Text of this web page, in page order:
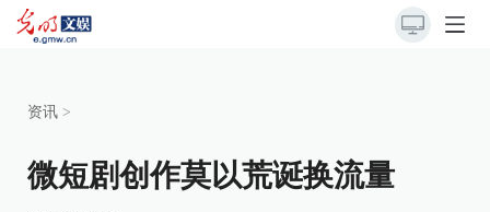
资讯 >
微短剧创作莫以荒诞换流量